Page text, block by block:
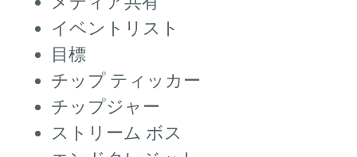
イベントリスト
目標
チップ ティッカー
チップジャー
ストリーム ボス